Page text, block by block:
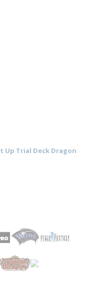
Up Trial Deck Dragon